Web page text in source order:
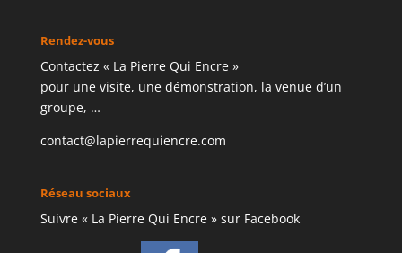
Rendez-vous
Contactez « La Pierre Qui Encre »
pour une visite, une démonstration, la venue d’un
groupe, …
contact@lapierrequiencre.com
Réseau sociaux
Suivre « La Pierre Qui Encre » sur Facebook